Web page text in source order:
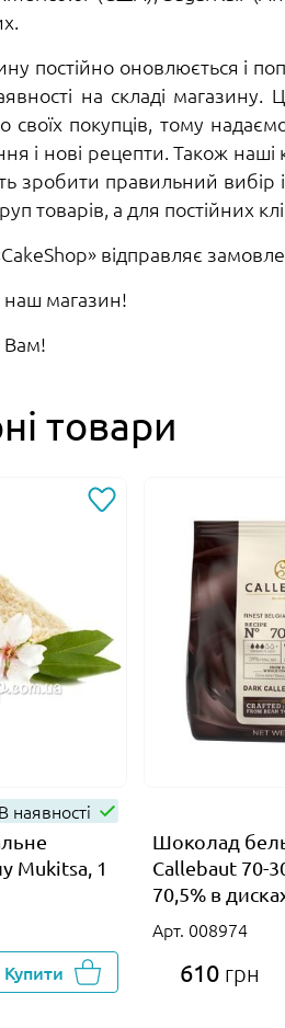
постійно оновлюється і
на складі
покупців, тому
і нові рецепти. Також
зробити правильний вибір
товарів, а для постійних
відправляє
магазин!
Вам!
товари
В наявності
Mukitsa, 1
Купити
Шоколад
Callebaut 70-
70,5% в
Арт. 008974
610грн